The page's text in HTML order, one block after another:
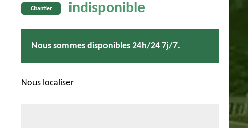
Chantier indisponible
Nous sommes disponibles 24h/24 7j/7.
Nous localiser